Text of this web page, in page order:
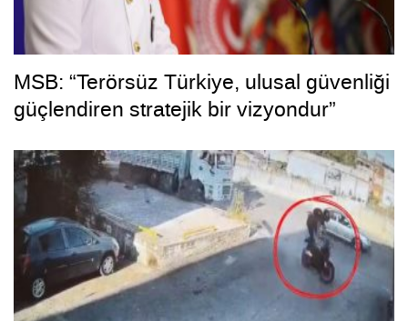
MSB: “Terörsüz Türkiye, ulusal güvenliği
güçlendiren stratejik bir vizyondur”